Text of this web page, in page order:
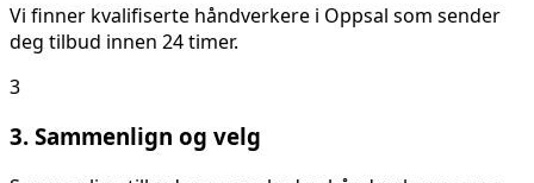
Vi finner kvalifiserte håndverkere i Oppsal som sender
deg tilbud innen 24 timer.
3
3. Sammenlign og velg